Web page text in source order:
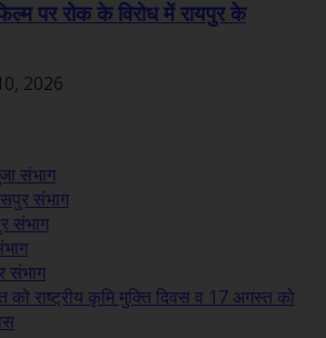
पर रोक के विरोध में रायपुर के
2026
संभाग
संभाग
संभाग
संभाग